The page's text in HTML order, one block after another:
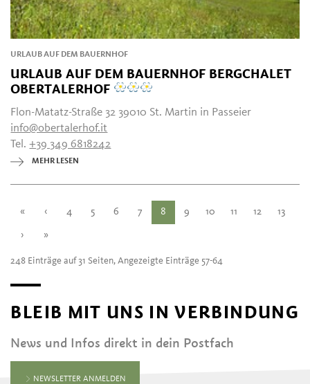
URLAUB AUF DEM BAUERNHOF
URLAUB AUF DEM BAUERNHOF BERGCHALET
OBERTALERHOF
Flon-Matatz-Straße 32 39010 St. Martin in Passeier
info@obertalerhof.it
Tel.+39 349 6818242
MEHR LESEN
« ‹ 4 5 6 7 8 9 10 11 12 13
› »
248 Einträge auf 31 Seiten, Angezeigte Einträge 57-64
BLEIB MIT UNS IN VERBINDUNG
News und Infos direkt in dein Postfach
NEWSLETTER ANMELDEN